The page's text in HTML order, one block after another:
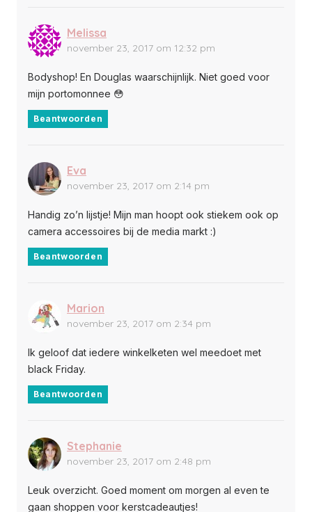
Melissa
november 23, 2017 om 12:32 pm
Bodyshop! En Douglas waarschijnlijk. Niet goed voor
mijn portomonnee 😳
Beantwoorden
Eva
november 23, 2017 om 2:14 pm
Handig zo’n lijstje! Mijn man hoopt ook stiekem ook op
camera accessoires bij de media markt :)
Beantwoorden
Marion
november 23, 2017 om 2:34 pm
Ik geloof dat iedere winkelketen wel meedoet met
black Friday.
Beantwoorden
Stephanie
november 23, 2017 om 2:48 pm
Leuk overzicht. Goed moment om morgen al even te
gaan shoppen voor kerstcadeautjes!